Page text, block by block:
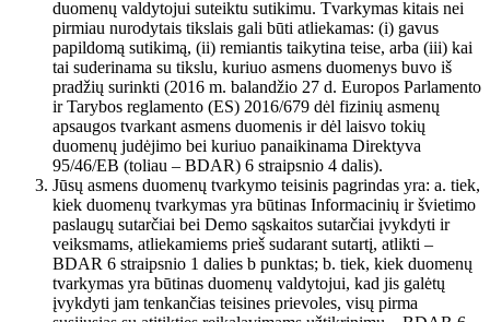
duomenų valdytojui suteiktu sutikimu. Tvarkymas kitais nei
pirmiau nurodytais tikslais gali būti atliekamas: (i) gavus
papildomą sutikimą, (ii) remiantis taikytina teise, arba (iii) kai
tai suderinama su tikslu, kuriuo asmens duomenys buvo iš
pradžių surinkti (2016 m. balandžio 27 d. Europos Parlamento
ir Tarybos reglamento (ES) 2016/679 dėl fizinių asmenų
apsaugos tvarkant asmens duomenis ir dėl laisvo tokių
duomenų judėjimo bei kuriuo panaikinama Direktyva
95/46/EB (toliau – BDAR) 6 straipsnio 4 dalis).
Jūsų asmens duomenų tvarkymo teisinis pagrindas yra: a. tiek,
kiek duomenų tvarkymas yra būtinas Informacinių ir švietimo
paslaugų sutarčiai bei Demo sąskaitos sutarčiai įvykdyti ir
veiksmams, atliekamiems prieš sudarant sutartį, atlikti –
BDAR 6 straipsnio 1 dalies b punktas; b. tiek, kiek duomenų
tvarkymas yra būtinas duomenų valdytojui, kad jis galėtų
įvykdyti jam tenkančias teisines prievoles, visų pirma